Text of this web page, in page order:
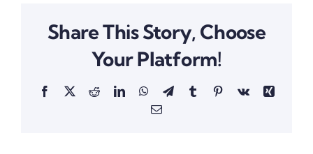
Share This Story, Choose
Your Platform!
Facebook
X RedditLinkedInWhatsApp
TelegramTumblrPinterestVk
Xing
E-